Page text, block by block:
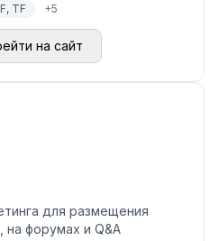
TF
+5
на сайт
для размещения
на форумах и Q&A